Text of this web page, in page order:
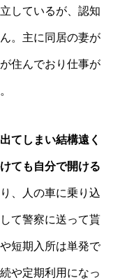
しているが、認知
。主に同居の妻が
住んでおり仕事が
てしまい結構遠く
ても自分で開ける
、人の車に乗り込
て警察に送って貰
短期入所は単発で
や定期利用になっ